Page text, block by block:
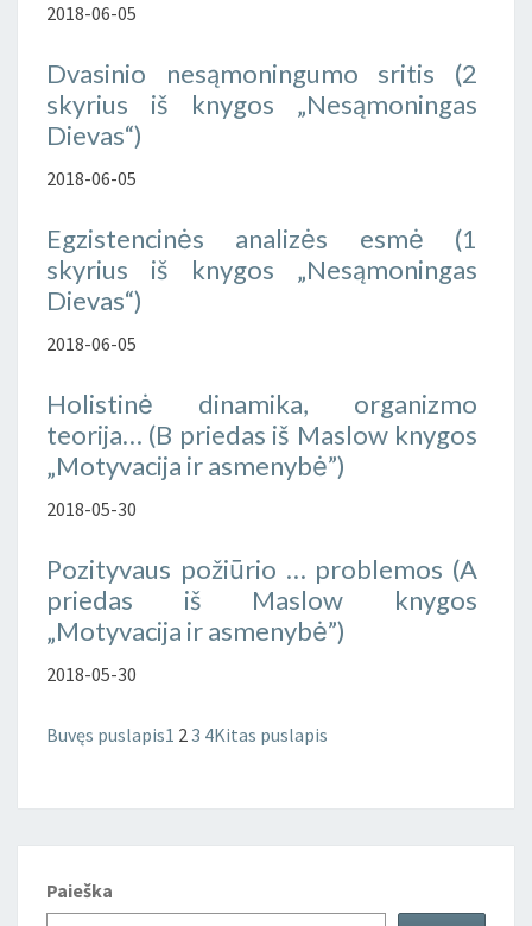
2018-06-05
Dvasinio nesąmoningumo sritis (2
skyrius iš knygos „Nesąmoningas
Dievas“)
2018-06-05
Egzistencinės analizės esmė (1
skyrius iš knygos „Nesąmoningas
Dievas“)
2018-06-05
Holistinė dinamika, organizmo
teorija… (B priedas iš Maslow knygos
„Motyvacija ir asmenybė”)
2018-05-30
Pozityvaus požiūrio … problemos (A
priedas iš Maslow knygos
„Motyvacija ir asmenybė”)
2018-05-30
Buvęs puslapis1 23 4Kitas puslapis
Paieška